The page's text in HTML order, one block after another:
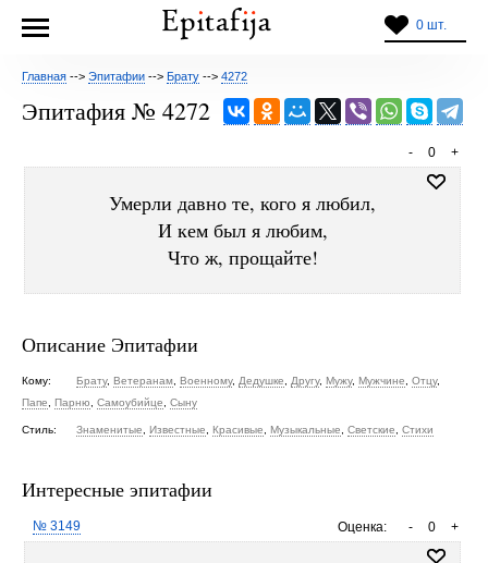
0 шт.
Главная --> Эпитафии --> Брату --> 4272
Эпитафия № 4272
+
0
-
Умерли давно те, кого я любил,
И кем был я любим,
Что ж, прощайте!
Описание Эпитафии
Кому: Брату, Ветеранам Военному, Дедушке Другу, Мужу, Мужчине Отцу,
Папе
Парню Самоубийце Сыну
Стиль: Знаменитые Известные Красивые Музыкальные Светские Стихи
Интересные эпитафии
Оценка: +
0
-
№ 3149